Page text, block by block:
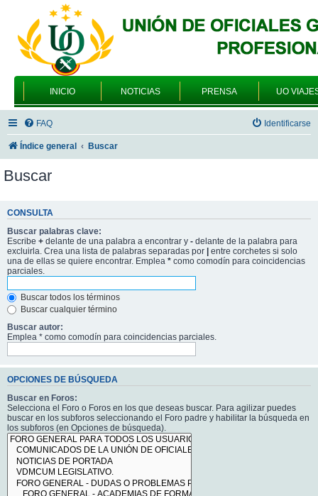
INICIO NOTICIAS PRENSA UO
FAQ Identificarse
Índice general Buscar
Buscar
CONSULTA
Buscar palabras clave:
Escribe + delante de una palabra a encontrar y - delante de la palabra para
excluirla. Crea una lista de palabras separadas por | entre corchetes si solo
una de ellas se quiere encontrar. Emplea * como comodín para coincidencias
parciales.
Buscar todos los términos
Buscar cualquier término
Buscar autor:
Emplea * como comodín para coincidencias parciales.
OPCIONES DE BÚSQUEDA
Buscar en Foros:
Selecciona el Foro o Foros en los que deseas buscar. Para agilizar puedes
buscar en los subforos seleccionando el Foro padre y habilitar la búsqueda en
los subforos (en Opciones de búsqueda).